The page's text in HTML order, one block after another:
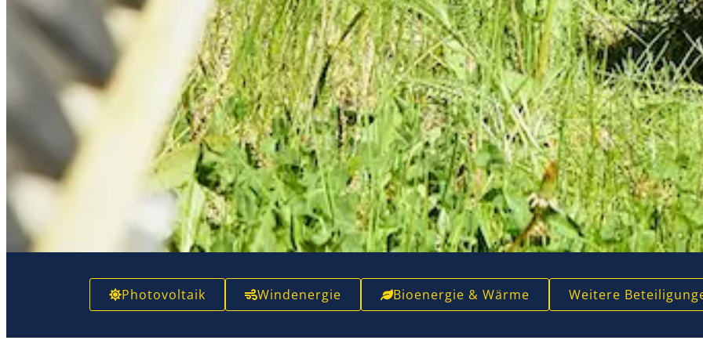
Photovoltaik Windenergie Bioenergie & Wärme Weitere